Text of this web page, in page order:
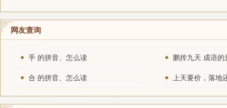
网友查询
手 的拼音、怎么读 鹏抟九天 成语的
合 的拼音、怎么读